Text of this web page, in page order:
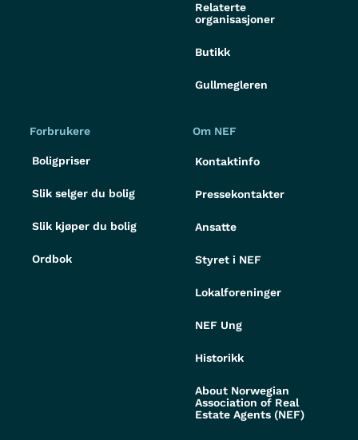
Relaterte
organisasjoner
Butikk
Gullmegleren
Forbrukere
Boligpriser
Slik selger du bolig
Slik kjøper du bolig
Ordbok
Om NEF
Kontaktinfo
Pressekontakter
Ansatte
Styret i NEF
Lokalforeninger
NEF Ung
Historikk
About Norwegian
Association of Real
Estate Agents (NEF)